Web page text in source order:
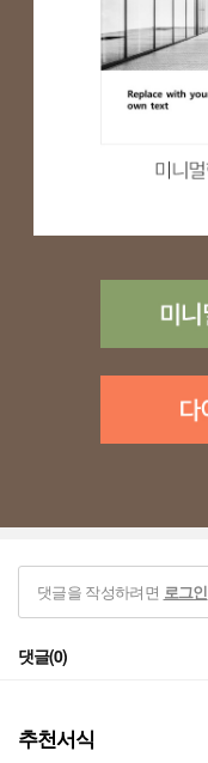
댓글을 작성하려면 로그인
댓글(0)
추천서식